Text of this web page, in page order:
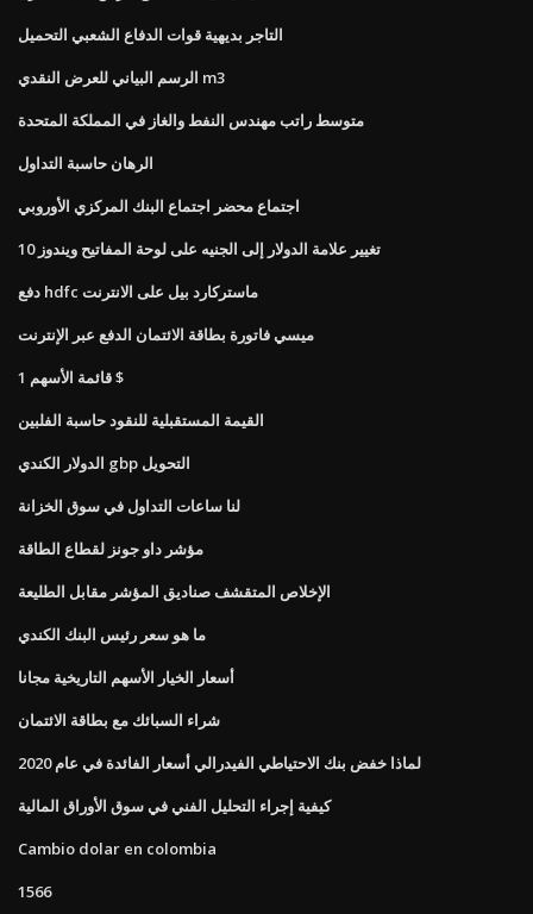
التاجر بديهية قوات الدفاع الشعبي التحميل
الرسم البياني للعرض النقدي m3
متوسط ​​راتب مهندس النفط والغاز في المملكة المتحدة
الرهان حاسبة التداول
اجتماع محضر اجتماع البنك المركزي الأوروبي
تغيير علامة الدولار إلى الجنيه على لوحة المفاتيح ويندوز 10
دفع hdfc ماستركارد بيل على الانترنت
ميسي فاتورة بطاقة الائتمان الدفع عبر الإنترنت
قائمة الأسهم 1 $
القيمة المستقبلية للنقود حاسبة الفلبين
الدولار الكندي gbp التحويل
لنا ساعات التداول في سوق الخزانة
مؤشر داو جونز لقطاع الطاقة
الإخلاص المتقشف صناديق المؤشر مقابل الطليعة
ما هو سعر رئيس البنك الكندي
أسعار الخيار الأسهم التاريخية مجانا
شراء السبائك مع بطاقة الائتمان
لماذا خفض بنك الاحتياطي الفيدرالي أسعار الفائدة في عام 2020
كيفية إجراء التحليل الفني في سوق الأوراق المالية
Cambio dolar en colombia
1566